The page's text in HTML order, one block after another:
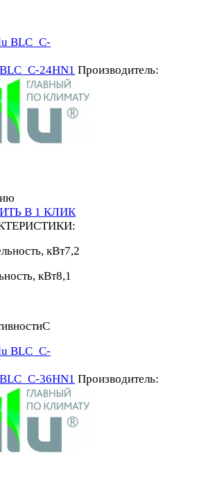
24HN1 Производитель:
В 1 КЛИК
кВт7,2
кВт8,1
С
36HN1 Производитель: